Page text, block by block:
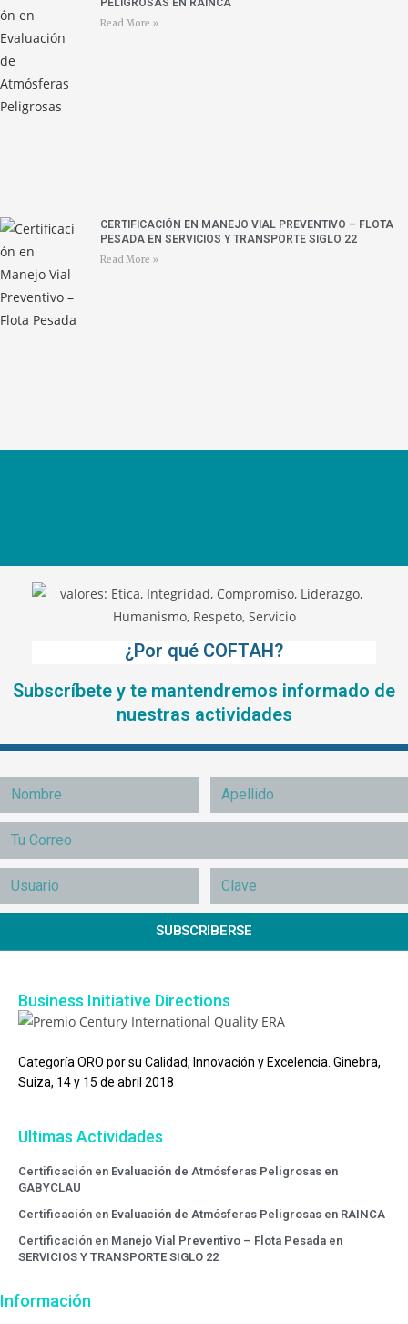
Read More »
CERTIFICACIÓN EN MANEJO VIAL PREVENTIVO – FLOTA
PESADA EN SERVICIOS Y TRANSPORTE SIGLO 22
Read More »
¿Por qué COFTAH?
Subscríbete y te mantendremos informado de
nuestras actividades
SUBSCRIBERSE
Business Initiative Directions
Categoría ORO por su Calidad, Innovación y Excelencia. Ginebra,
Suiza, 14 y 15 de abril 2018
Ultimas Actividades
Certificación en Evaluación de Atmósferas Peligrosas en
GABYCLAU
Certificación en Evaluación de Atmósferas Peligrosas en RAINCA
Certificación en Manejo Vial Preventivo – Flota Pesada en
SERVICIOS Y TRANSPORTE SIGLO 22
Información